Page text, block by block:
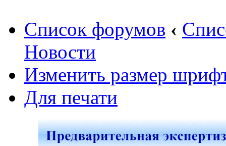
Список форумов ‹
Новости
Изменить размер
Для печати